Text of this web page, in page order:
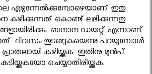
എഴുന്നേല്‍ക്കുമ്പോഴെയാണ് ഇതു
കഴിക്കുന്നത് കൊണ്ട് ലഭിക്കുന്നതു
ബനാന ഡയറ്റ് എന്നാണ്
ദിവസം തുടങ്ങുകയെന്നു പറയുമ്പോള്‍
കഴിയ്ക്കുക. ഇതിനു മുന്‍പ്
ചെയ്യാതിരിയ്ക്കുക.